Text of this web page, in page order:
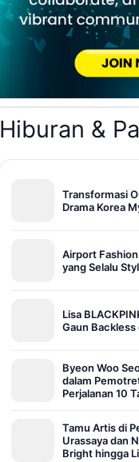
Hiburan &
Transformasi
Drama Korea
Airport
yang Selalu
Lisa
Gaun Backless
Byeon Woo
dalam
Perjalanan 10
Tamu Artis di
Urassaya dan
Bright hingga